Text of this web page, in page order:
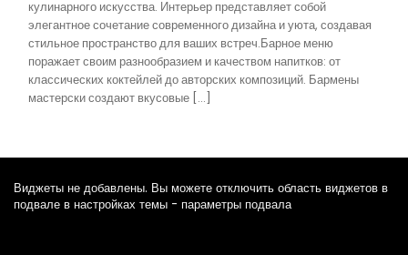
кулинарного искусства. Интерьер представляет собой
элегантное сочетание современного дизайна и уюта, создавая
стильное пространство для ваших встреч.Барное меню
поражает своим разнообразием и качеством напитков: от
классических коктейлей до авторских композиций. Бармены
мастерски создают вкусовые […]
Виджеты не добавлены. Вы можете отключить область виджетов в
подвале в настройках темы - параметры подвала